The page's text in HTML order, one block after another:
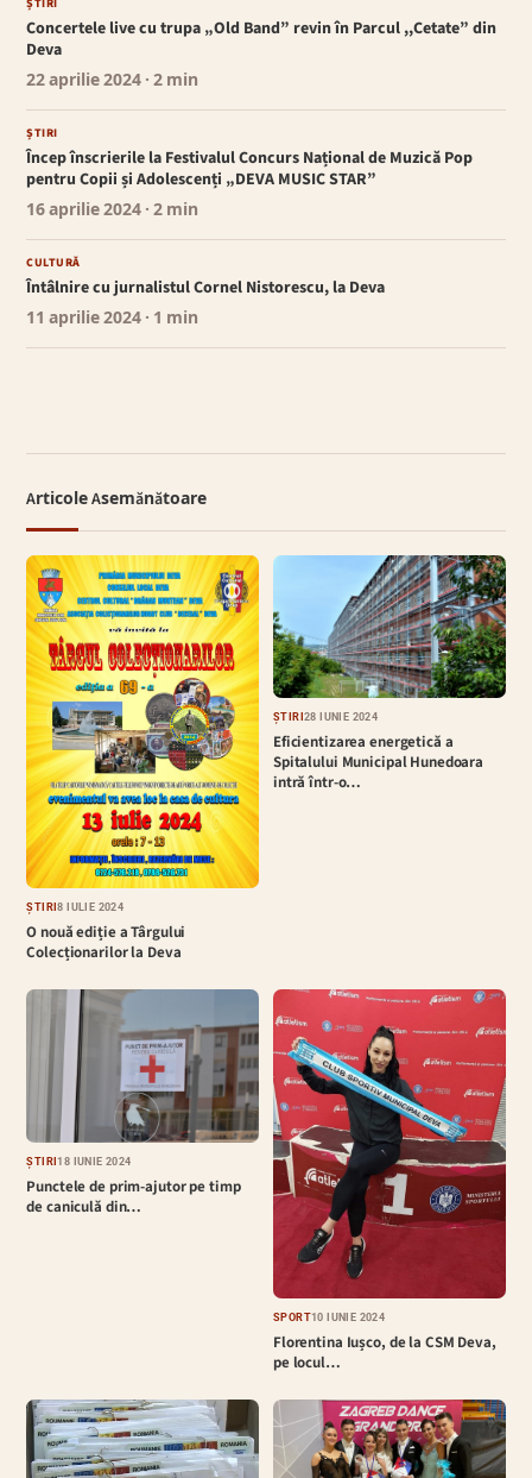
ȘTIRI
Concertele live cu trupa „Old Band” revin în Parcul ,,Cetate” din
Deva
22 aprilie 2024 · 2 min
ȘTIRI
Încep înscrierile la Festivalul Concurs Național de Muzică Pop
pentru Copii și Adolescenți „DEVA MUSIC STAR”
16 aprilie 2024 · 2 min
CULTURĂ
Întâlnire cu jurnalistul Cornel Nistorescu, la Deva
11 aprilie 2024 · 1 min
Articole Asemănătoare
ȘTIRI8 IULIE 2024
O nouă ediție a Târgului
Colecționarilor la Deva
ȘTIRI28 IUNIE 2024
Eficientizarea energetică a
Spitalului Municipal Hunedoara
intră într-o…
ȘTIRI18 IUNIE 2024
Punctele de prim-ajutor pe timp
de caniculă din…
SPORT10 IUNIE 2024
Florentina Iușco, de la CSM Deva,
pe locul…